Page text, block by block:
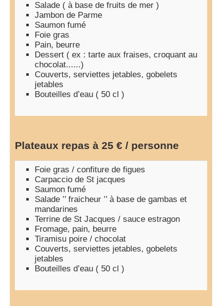
Salade ( à base de fruits de mer )
Jambon de Parme
Saumon fumé
Foie gras
Pain, beurre
Dessert ( ex : tarte aux fraises, croquant au
chocolat......)
Couverts, serviettes jetables, gobelets
jetables
Bouteilles d’eau ( 50 cl )
Plateaux repas à 25 € / personne
Foie gras / confiture de figues
Carpaccio de St jacques
Saumon fumé
Salade ’’ fraicheur ’’ à base de gambas et
mandarines
Terrine de St Jacques / sauce estragon
Fromage, pain, beurre
Tiramisu poire / chocolat
Couverts, serviettes jetables, gobelets
jetables
Bouteilles d’eau ( 50 cl )